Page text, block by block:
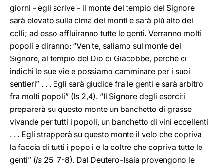
giorni - egli scrive - il monte del tempio del Signore
sarà elevato sulla cima dei monti e sarà più alto dei
colli; ad esso affluiranno tutte le genti. Verranno molti
popoli e diranno: “Venite, saliamo sul monte del
Signore, al tempio del Dio di Giacobbe, perché ci
indichi le sue vie e possiamo camminare per i suoi
sentieri” . . . Egli sarà giudice fra le genti e sarà arbitro
fra molti popoli” (Is 2,4). “Il Signore degli eserciti
preparerà su questo monte un banchetto di grasse
vivande per tutti i popoli, un banchetto di vini eccellenti
. . . Egli strapperà su questo monte il velo che copriva
la faccia di tutti i popoli e la coltre che copriva tutte le
genti” (Is 25, 7-8). Dal Deutero-Isaia provengono le